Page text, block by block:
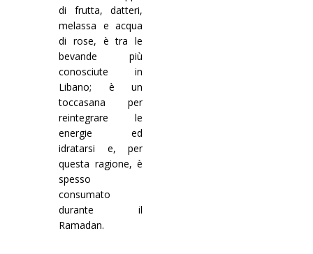
di frutta, datteri,
melassa e acqua
di rose, è tra le
bevande più
conosciute in
Libano; è un
toccasana per
reintegrare le
energie ed
idratarsi e, per
questa ragione, è
spesso
consumato
durante il
Ramadan.